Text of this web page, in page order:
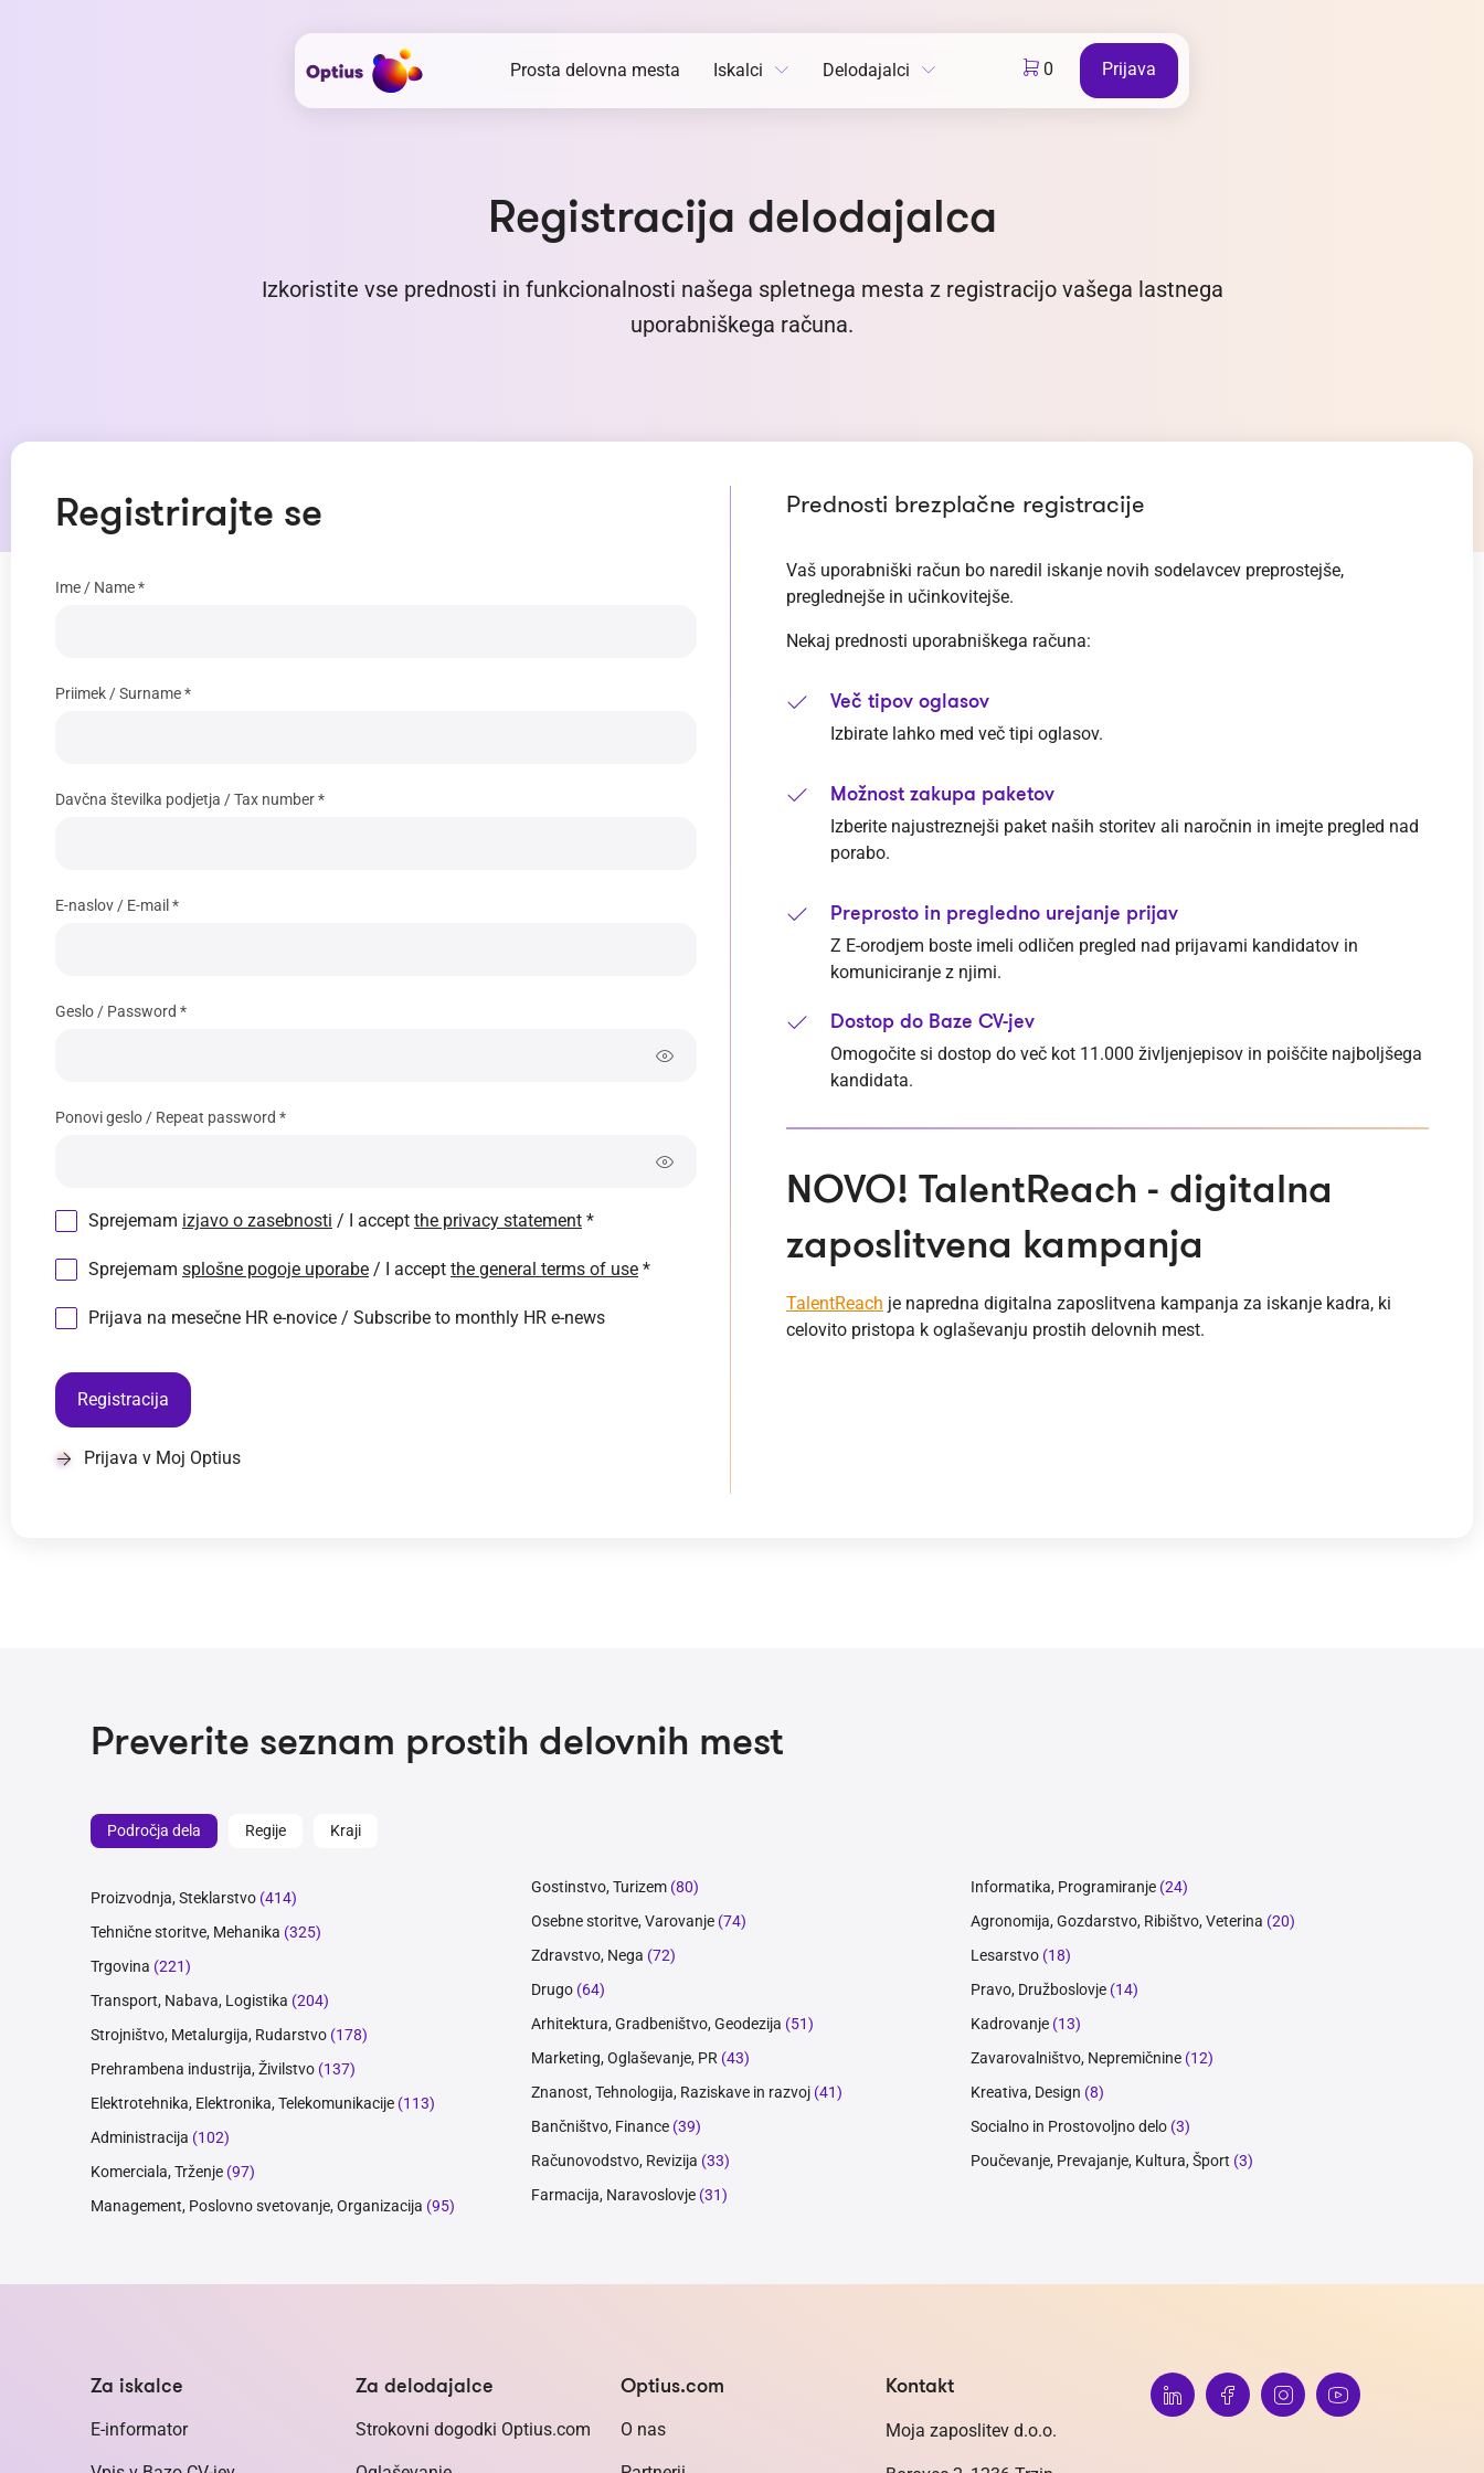
Prosta delovna mesta Iskalci Delodajalci 0 Prijava
Registracija delodajalca
Izkoristite vse prednosti in funkcionalnosti našega spletnega mesta z registracijo vašega lastnega
uporabniškega računa.
Registrirajte se
Ime / Name *
Priimek / Surname *
Davčna številka podjetja / Tax number *
E-naslov / E-mail *
Geslo / Password *
Ponovi geslo / Repeat password *
Sprejemam izjavo o zasebnosti / I accept the privacy statement *
Sprejemam splošne pogoje uporabe / I accept the general terms of use *
Prijava na mesečne HR e-novice / Subscribe to monthly HR e-news
Registracija
Prijava v Moj Optius
Prednosti brezplačne registracije
Vaš uporabniški račun bo naredil iskanje novih sodelavcev preprostejše,
preglednejše in učinkovitejše.
Nekaj prednosti uporabniškega računa:
Več tipov oglasov
Izbirate lahko med več tipi oglasov.
Možnost zakupa paketov
Izberite najustreznejši paket naših storitev ali naročnin in imejte pregled nad
porabo.
Preprosto in pregledno urejanje prijav
Z E-orodjem boste imeli odličen pregled nad prijavami kandidatov in
komuniciranje z njimi.
Dostop do Baze CV-jev
Omogočite si dostop do več kot 11.000 življenjepisov in poiščite najboljšega
kandidata.
NOVO! TalentReach - digitalna
zaposlitvena kampanja
TalentReach je napredna digitalna zaposlitvena kampanja za iskanje kadra, ki
celovito pristopa k oglaševanju prostih delovnih mest.
Preverite seznam prostih delovnih mest
Področja dela Regije Kraji
Proizvodnja, Steklarstvo (414)
Tehnične storitve, Mehanika (325)
Trgovina (221)
Transport, Nabava, Logistika (204)
Strojništvo, Metalurgija, Rudarstvo (178)
Prehrambena industrija, Živilstvo (137)
Elektrotehnika, Elektronika, Telekomunikacije (113)
Administracija (102)
Komerciala, Trženje (97)
Management, Poslovno svetovanje, Organizacija (95)
Gostinstvo, Turizem (80)
Osebne storitve, Varovanje (74)
Zdravstvo, Nega (72)
Drugo (64)
Arhitektura, Gradbeništvo, Geodezija (51)
Marketing, Oglaševanje, PR (43)
Znanost, Tehnologija, Raziskave in razvoj (41)
Bančništvo, Finance (39)
Računovodstvo, Revizija (33)
Farmacija, Naravoslovje (31)
Informatika, Programiranje (24)
Agronomija, Gozdarstvo, Ribištvo, Veterina (20)
Lesarstvo (18)
Pravo, Družboslovje (14)
Kadrovanje (13)
Zavarovalništvo, Nepremičnine (12)
Kreativa, Design (8)
Socialno in Prostovoljno delo (3)
Poučevanje, Prevajanje, Kultura, Šport (3)
Za iskalce
E-informator
Za delodajalce
Strokovni dogodki Optius.com
Optius.com
O nas
Kontakt
Moja zaposlitev d.o.o.